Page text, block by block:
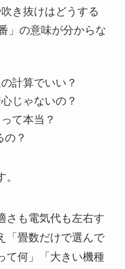
き抜けはどうする
」の意味が分からな
計算でいい？
じゃないの？
て本当？
の？
さも電気代も左右す
「畳数だけで選んで
て何」「大きい機種